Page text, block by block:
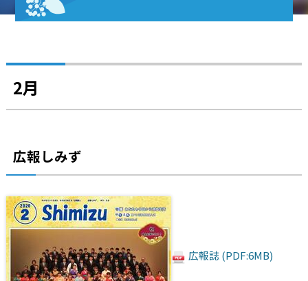
2月
広報しみず
広報誌 (PDF:6MB)